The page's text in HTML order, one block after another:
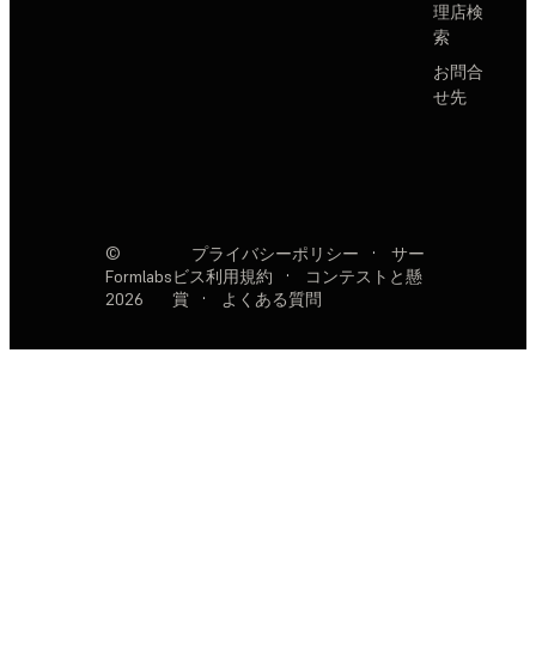
理店検
索
お問合
せ先
©
Formlabs
2026
プライバシーポリシー ·
サー
ビス利用規約
·
コンテストと懸
賞
· よくある質問